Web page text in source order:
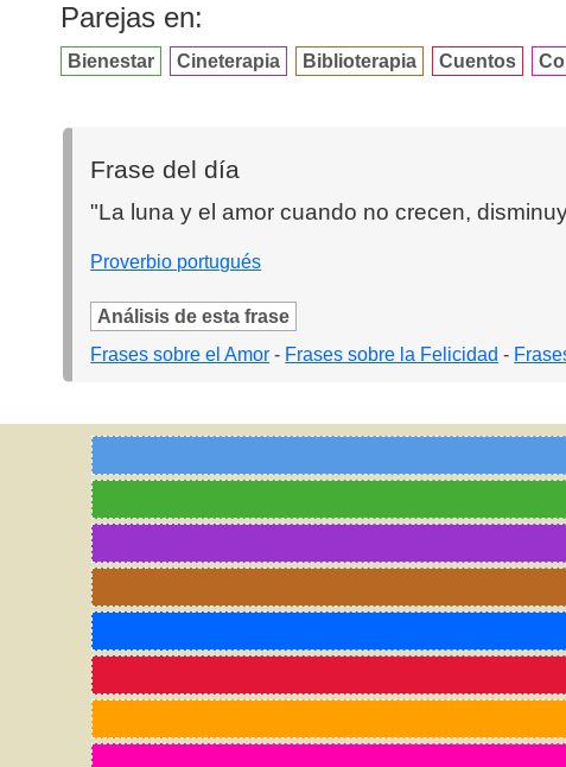
Parejas en:
Bienestar Cineterapia Biblioterapia Cuentos
Frase del día
"La luna y el amor cuando no crecen,
Proverbio portugués
Análisis de esta frase
Frases sobre el Amor - Frases sobre la Felicidad -